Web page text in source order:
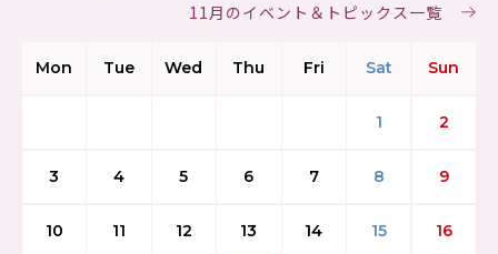
11月のイベント＆トピックス一覧
Mon Tue Wed Thu Fri Sat Sun
1 2
3 4 5 6 7 8 9
10 11 12 13 14 15 16